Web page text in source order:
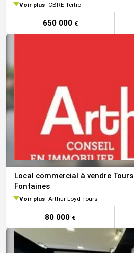
Voir plus CBRE Tertio
650 000 €
Local commercial à vendre
Fontaines
Voir plus Arthur Loyd Tours
80 000 €